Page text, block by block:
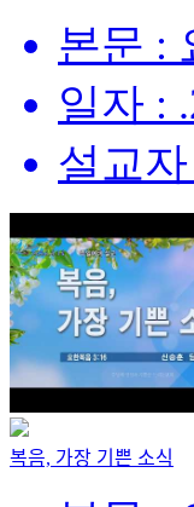
본문 :
일자 :
설교
복음, 가장 기쁜 소식